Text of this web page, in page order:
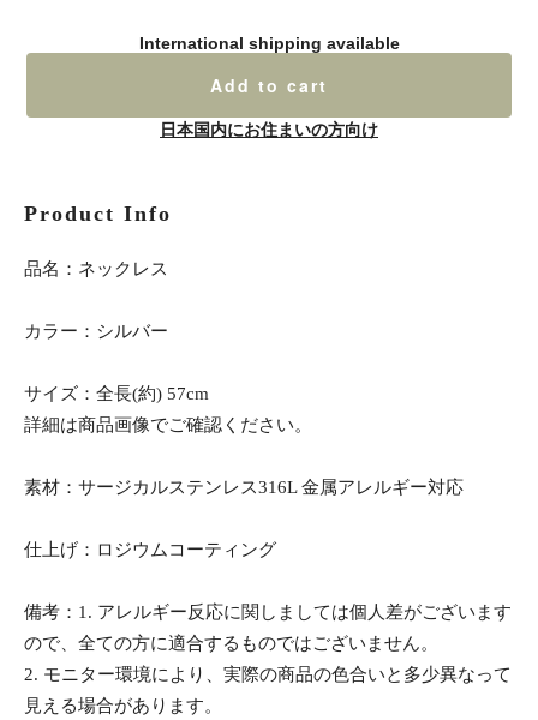
International shipping available
Add to cart
日本国内にお住まいの方向け
Product Info
品名：ネックレス
カラー：シルバー
サイズ：全長(約) 57cm
詳細は商品画像でご確認ください。
素材：サージカルステンレス316L 金属アレルギー対応
仕上げ：ロジウムコーティング
備考：1. アレルギー反応に関しましては個人差がございます
ので、全ての方に適合するものではございません。
2. モニター環境により、実際の商品の色合いと多少異なって
見える場合があります。